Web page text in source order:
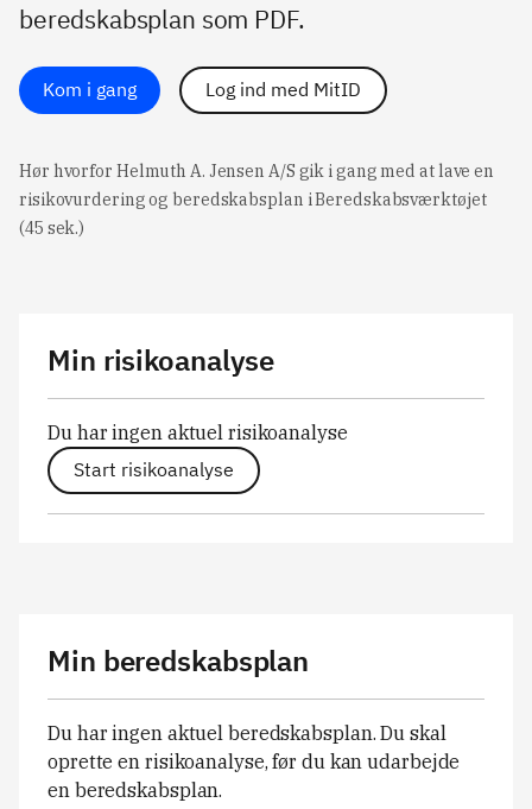
beredskabsplan som PDF.
Kom i gang Log ind med MitID
Hør hvorfor Helmuth A. Jensen A/S gik i gang med at lave en
risikovurdering og beredskabsplan i Beredskabsværktøjet
(45 sek.)
Min risikoanalyse
Du har ingen aktuel risikoanalyse
Start risikoanalyse
Min beredskabsplan
Du har ingen aktuel beredskabsplan. Du skal
oprette en risikoanalyse, før du kan udarbejde
en beredskabsplan.